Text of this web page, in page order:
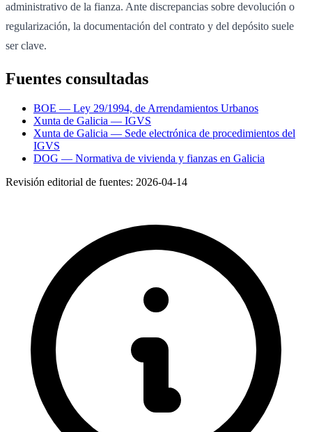
administrativo de la fianza. Ante discrepancias sobre devolución o
regularización, la documentación del contrato y del depósito suele
ser clave.
Fuentes consultadas
BOE — Ley 29/1994, de Arrendamientos Urbanos
Xunta de Galicia — IGVS
Xunta de Galicia — Sede electrónica de procedimientos del
IGVS
DOG — Normativa de vivienda y fianzas en Galicia
Revisión editorial de fuentes: 2026-04-14